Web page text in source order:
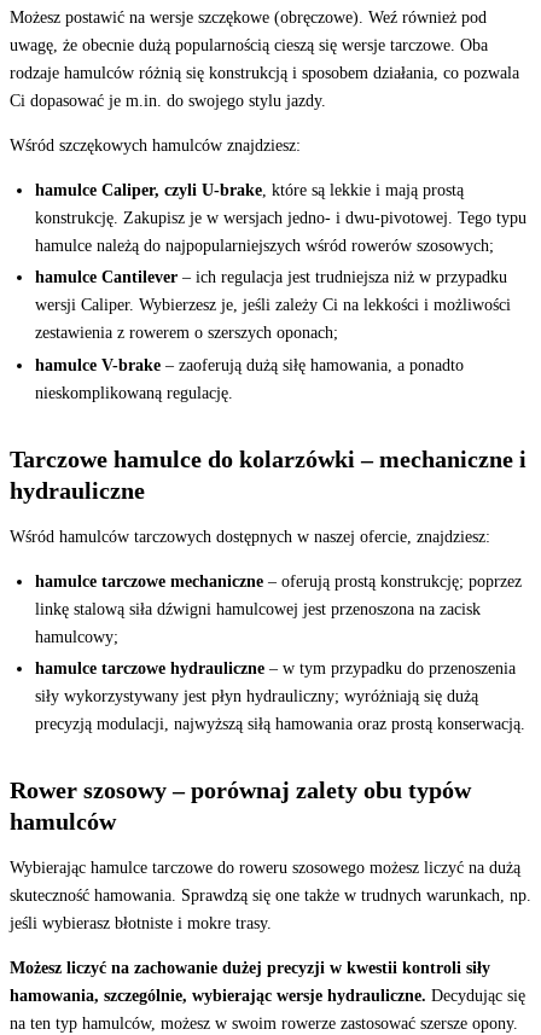
Możesz postawić na wersje szczękowe (obręczowe). Weź również pod
uwagę, że obecnie dużą popularnością cieszą się wersje tarczowe. Oba
rodzaje hamulców różnią się konstrukcją i sposobem działania, co pozwala
Ci dopasować je m.in. do swojego stylu jazdy.
Wśród szczękowych hamulców znajdziesz:
hamulce Caliper, czyli U-brake , które są lekkie i mają prostą
konstrukcję. Zakupisz je w wersjach jedno- i dwu-pivotowej. Tego typu
hamulce należą do najpopularniejszych wśród rowerów szosowych;
hamulce Cantilever – ich regulacja jest trudniejsza niż w przypadku
wersji Caliper. Wybierzesz je, jeśli zależy Ci na lekkości i możliwości
zestawienia z rowerem o szerszych oponach;
hamulce V-brake – zaoferują dużą siłę hamowania, a ponadto
nieskomplikowaną regulację.
Tarczowe hamulce do kolarzówki – mechaniczne i
hydrauliczne
Wśród hamulców tarczowych dostępnych w naszej ofercie, znajdziesz:
hamulce tarczowe mechaniczne – oferują prostą konstrukcję; poprzez
linkę stalową siła dźwigni hamulcowej jest przenoszona na zacisk
hamulcowy;
hamulce tarczowe hydrauliczne – w tym przypadku do przenoszenia
siły wykorzystywany jest płyn hydrauliczny; wyróżniają się dużą
precyzją modulacji, najwyższą siłą hamowania oraz prostą konserwacją.
Rower szosowy – porównaj zalety obu typów
hamulców
Wybierając hamulce tarczowe do roweru szosowego możesz liczyć na dużą
skuteczność hamowania. Sprawdzą się one także w trudnych warunkach, np.
jeśli wybierasz błotniste i mokre trasy.
Możesz liczyć na zachowanie dużej precyzji w kwestii kontroli siły
hamowania, szczególnie, wybierając wersje hydrauliczne. Decydując się
na ten typ hamulców, możesz w swoim rowerze zastosować szersze opony.